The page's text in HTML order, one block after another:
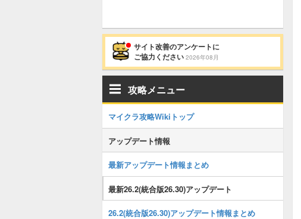
サイト改善のアンケートに
ご協力ください 2026年08月
攻略メニュー
マイクラ攻略Wikiトップ
アップデート情報
最新アップデート情報まとめ
最新26.2(統合版26.30)アップデート
26.2(統合版26.30)アップデート情報まとめ